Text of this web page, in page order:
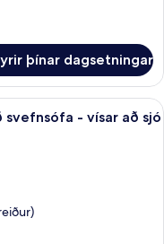
þínar dagsetningar
drykkir á míníbar,
- vísar að sjó